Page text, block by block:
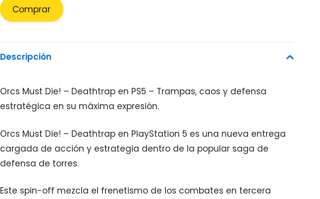
Comprar
Descripción
Orcs Must Die! – Deathtrap en PS5 – Trampas, caos y defensa
estratégica en su máxima expresión.
Orcs Must Die! – Deathtrap en PlayStation 5 es una nueva entrega
cargada de acción y estrategia dentro de la popular saga de
defensa de torres.
Este spin-off mezcla el frenetismo de los combates en tercera